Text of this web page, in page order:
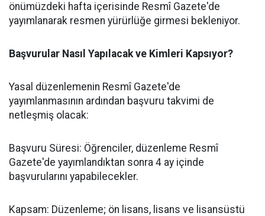
önümüzdeki hafta içerisinde Resmî Gazete'de
yayımlanarak resmen yürürlüğe girmesi bekleniyor.
​Başvurular Nasıl Yapılacak ve Kimleri Kapsıyor?
​Yasal düzenlemenin Resmî Gazete'de
yayımlanmasının ardından başvuru takvimi de
netleşmiş olacak:
​Başvuru Süresi: Öğrenciler, düzenleme Resmî
Gazete'de yayımlandıktan sonra 4 ay içinde
başvurularını yapabilecekler.
​Kapsam: Düzenleme; ön lisans, lisans ve lisansüstü